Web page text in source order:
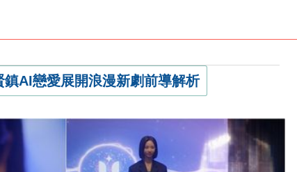
鎮AI戀愛展開浪漫新劇前導解析